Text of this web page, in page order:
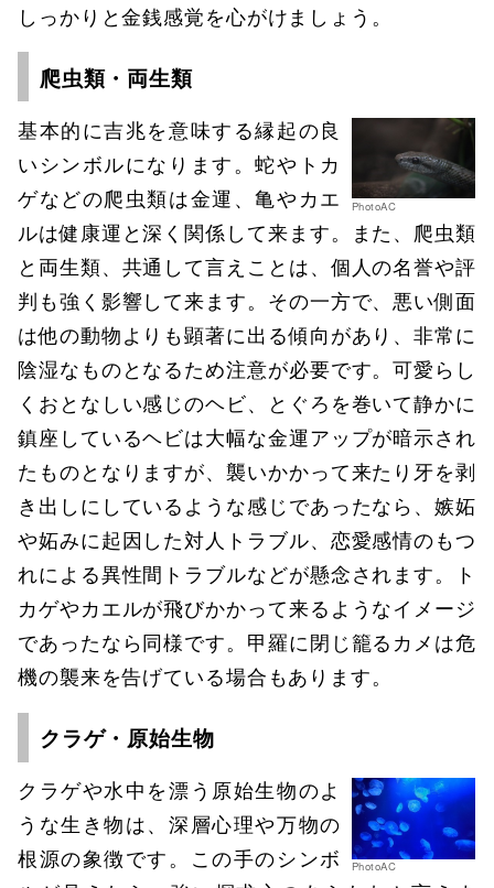
しっかりと金銭感覚を心がけましょう。
爬虫類・両生類
PhotoAC
基本的に吉兆を意味する縁起の良
いシンボルになります。蛇やトカ
ゲなどの爬虫類は金運、亀やカエ
ルは健康運と深く関係して来ます。また、爬虫類
と両生類、共通して言えことは、個人の名誉や評
判も強く影響して来ます。その一方で、悪い側面
は他の動物よりも顕著に出る傾向があり、非常に
陰湿なものとなるため注意が必要です。可愛らし
くおとなしい感じのヘビ、とぐろを巻いて静かに
鎮座しているヘビは大幅な金運アップが暗示され
たものとなりますが、襲いかかって来たり牙を剥
き出しにしているような感じであったなら、嫉妬
や妬みに起因した対人トラブル、恋愛感情のもつ
れによる異性間トラブルなどが懸念されます。ト
カゲやカエルが飛びかかって来るようなイメージ
であったなら同様です。甲羅に閉じ籠るカメは危
機の襲来を告げている場合もあります。
クラゲ・原始生物
PhotoAC
クラゲや水中を漂う原始生物のよ
うな生き物は、深層心理や万物の
根源の象徴です。この手のシンボ